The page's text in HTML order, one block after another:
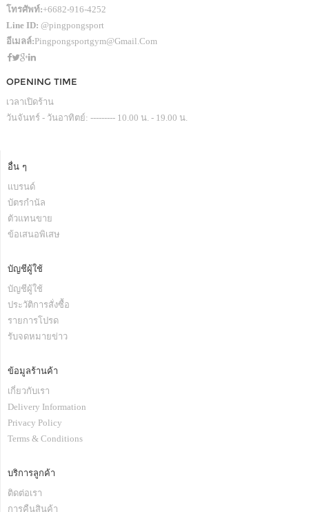
โทรศัพท์:+6682-916-4252
Line ID: @pingpongsport
อีเมลล์:Pingpongsportgym@gmail.com
OPENING TIME
เวลาเปิดร้าน
วันจันทร์ - วันอาทิตย์: --------- 10.00 น. - 19.00 น.
อื่น ๆ
แบรนด์
บัตรกำนัล
ตัวแทนขาย
ข้อเสนอพิเสษ
บัญชีผู้ใช้
บัญชีผู้ใช้
ประวัติการสั่งซื้อ
รายการโปรด
รับจดหมายข่าว
ข้อมูลร้านค้า
เกี่ยวกับเรา
Delivery Information
Privacy Policy
Terms & Conditions
บริการลูกค้า
ติดต่อเรา
การคืนสินค้า